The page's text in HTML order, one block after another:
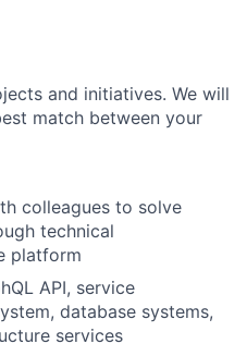
and initiatives. We will
match between your
colleagues to solve
technical
platform
API, service
database systems,
services